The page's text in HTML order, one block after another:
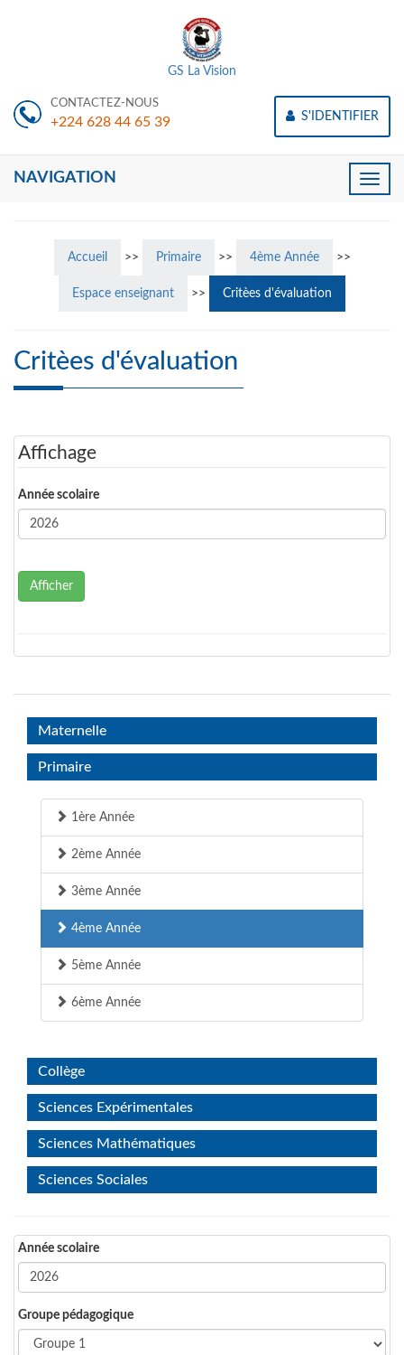
GS La Vision
CONTACTEZ-NOUS
+224 628 44 65 39 S'IDENTIFIER
Toggle
NAVIGATION
Accueil >> Primaire >> 4ème Année >>
Espace enseignant >> Critèes d'évaluation
Critèes d'évaluation
Affichage
Année scolaire
Afficher
Maternelle
Primaire
1ère Année
2ème Année
3ème Année
4ème Année
5ème Année
6ème Année
Collège
Sciences Expérimentales
Sciences Mathématiques
Sciences Sociales
Année scolaire
Groupe pédagogique